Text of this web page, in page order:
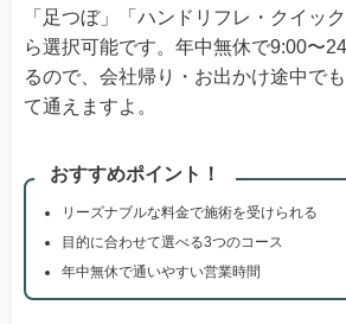
「足つぼ」「ハンドリフレ・クイッ
ら選択可能です。年中無休で9:00〜
るので、会社帰り・お出かけ途中で
て通えますよ。
おすすめポイント！
リーズナブルな料金で施術を受けられる
目的に合わせて選べる3つのコース
年中無休で通いやすい営業時間